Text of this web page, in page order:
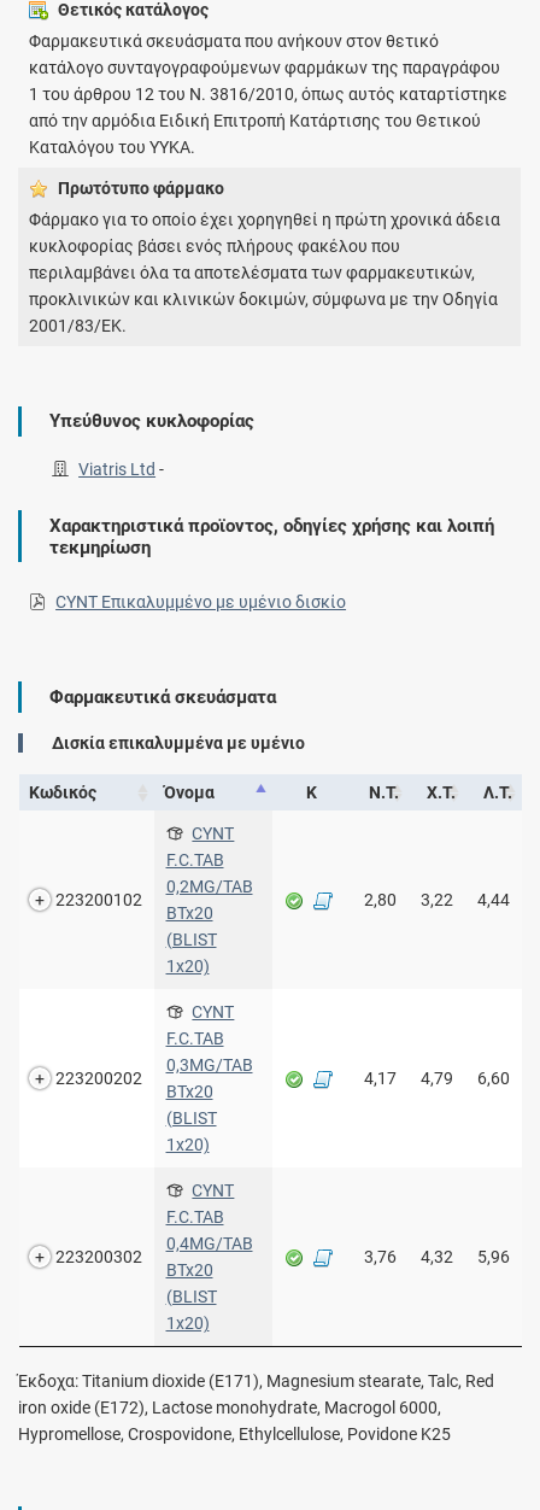
Θετικός κατάλογος
Φαρμακευτικά σκευάσματα που ανήκουν στον θετικό
κατάλογο συνταγογραφούμενων φαρμάκων της παραγράφου
1 του άρθρου 12 του Ν. 3816/2010, όπως αυτός καταρτίστηκε
από την αρμόδια Ειδική Επιτροπή Κατάρτισης του Θετικού
Καταλόγου του ΥΥΚΑ.
Πρωτότυπο φάρμακo
Φάρμακο για το οποίο έχει χορηγηθεί η πρώτη χρονικά άδεια
κυκλοφορίας βάσει ενός πλήρους φακέλου που
περιλαμβάνει όλα τα αποτελέσματα των φαρμακευτικών,
προκλινικών και κλινικών δοκιμών, σύμφωνα με την Οδηγία
2001/83/ΕΚ.
Υπεύθυνος κυκλοφορίας
Viatris Ltd -
Χαρακτηριστικά προϊοντος, οδηγίες χρήσης και λοιπή
τεκμηρίωση
CYNT Επικαλυμμένο με υμένιο δισκίο
Φαρμακευτικά σκευάσματα
Δισκία επικαλυμμένα με υμένιο
Κωδικός Όνομα Κ Ν.Τ. Χ.Τ. Λ.Τ.
223200102
CYNT
F.C.TAB
0,2MG/TAB
BTx20
(BLIST
1x20)
2,80 3,22 4,44
223200202
CYNT
F.C.TAB
0,3MG/TAB
BTx20
(BLIST
1x20)
4,17 4,79 6,60
223200302
CYNT
F.C.TAB
0,4MG/TAB
BTx20
(BLIST
1x20)
3,76 4,32 5,96
Έκδοχα: Titanium dioxide (Ε171), Magnesium stearate, Talc, Red
iron oxide (Ε172), Lactose monohydrate, Macrogol 6000,
Hypromellose, Crospovidone, Ethylcellulose, Povidone Κ25